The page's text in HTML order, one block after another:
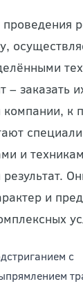
– заказать
к
и
и
с